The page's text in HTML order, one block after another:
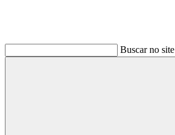
Buscar no site